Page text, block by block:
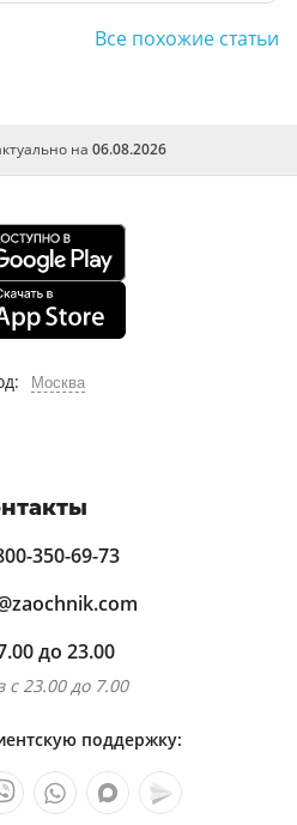
Все похожие статьи
на 06.08.2026
Москва
350-69-73
до 23.00
23.00 до 7.00
поддержку: